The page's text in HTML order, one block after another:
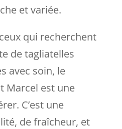
et variée.
qui recherchent
de tagliatelles
avec soin, le
Marcel est une
C’est une
de fraîcheur, et